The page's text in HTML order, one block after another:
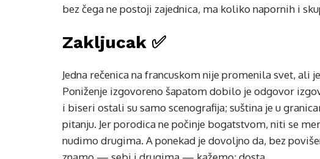
bez čega ne postoji zajednica, ma koliko napornih i
Zakljucak ✅
Jedna rečenica na francuskom nije promenila svet,
Poniženje izgovoreno šapatom dobilo je odgovor
i biseri ostali su samo scenografija; suština je u
pitanju. Jer porodica ne počinje bogatstvom, niti se
nudimo drugima. A ponekad je dovoljno da, bez